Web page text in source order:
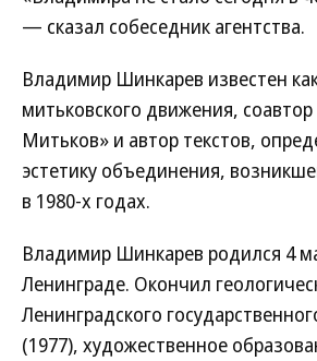
— сказал собеседник агентства.
Владимир Шинкарев известен
митьковского движения,
Митьков» и автор текстов,
эстетику объединения,
в 1980-х годах.
Владимир Шинкарев родился 4
Ленинграде. Окончил
Ленинградского
(1977), художественное